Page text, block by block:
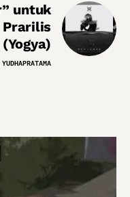
untuk
Prarilis